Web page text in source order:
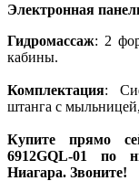
Электронная
Гидромассаж: 2
кабины.
Комплектация:
штанга с
Купите прямо
6912GQL-01 по
Ниагара. Звоните!